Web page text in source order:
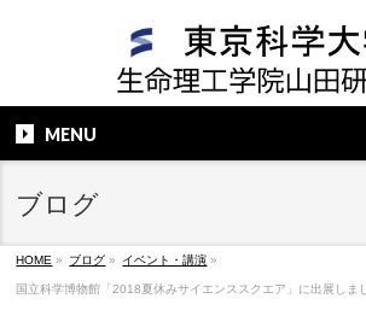
MENU
ブログ
HOME » ブログ » イベント・講演 »
国立科学博物館「2018夏休みサイエンススクエア」に出展しま